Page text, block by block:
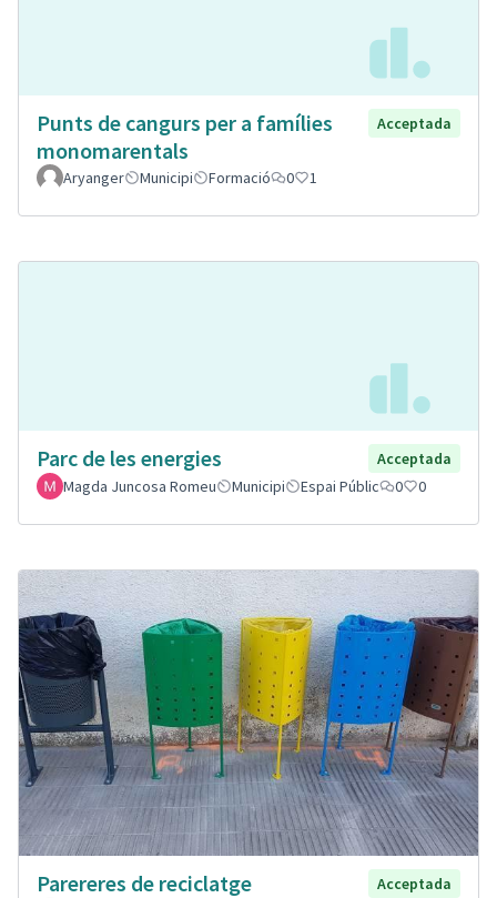
Punts de cangurs per a famílies
monomarentals
Acceptada
Aryanger Municipi Formació 0 1
Parc de les energies
Acceptada
Magda Juncosa Romeu
Municipi Espai Públic 0 0
Parereres de reciclatge
Acceptada